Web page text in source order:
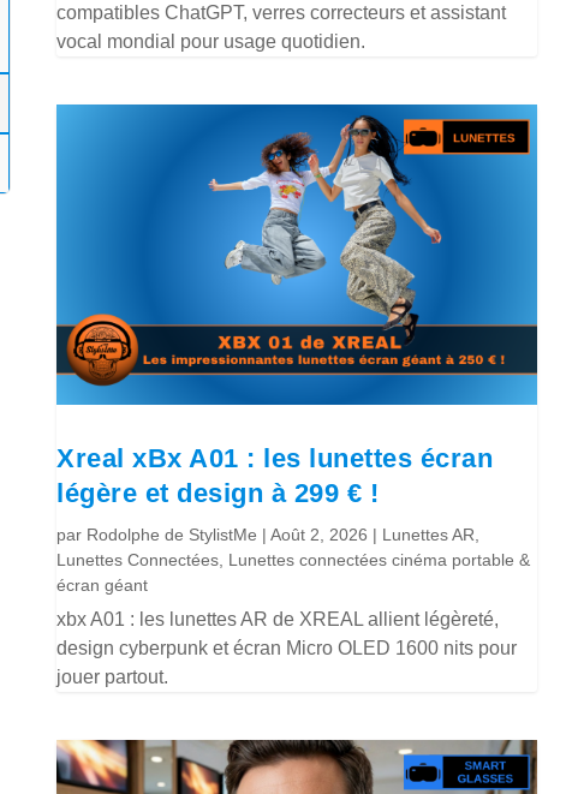
compatibles ChatGPT, verres correcteurs et assistant
vocal mondial pour usage quotidien.
Xreal xBx A01 : les lunettes écran
légère et design à 299 € !
par Rodolphe de StylistMe |Août 2, 2026 | Lunettes AR
Lunettes Connectées Lunettes connectées cinéma portable &
écran géant
xbx A01 : les lunettes AR de XREAL allient légèreté,
design cyberpunk et écran Micro OLED 1600 nits pour
jouer partout.